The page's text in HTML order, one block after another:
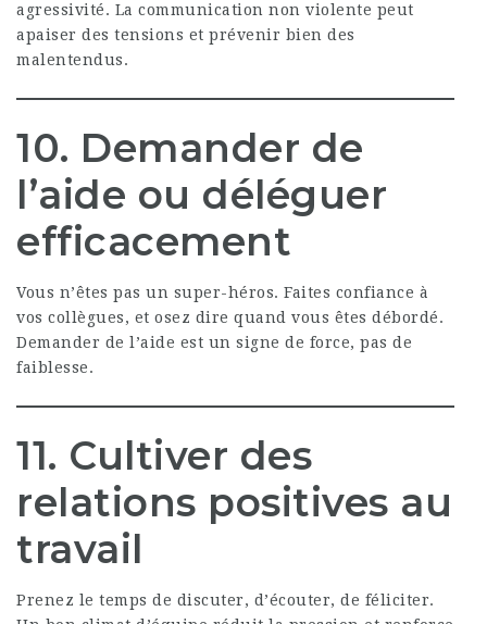
agressivité. La communication non violente peut
apaiser des tensions et prévenir bien des
malentendus.
10. Demander de
l’aide ou déléguer
efficacement
Vous n’êtes pas un super-héros. Faites confiance à
vos collègues, et osez dire quand vous êtes débordé.
Demander de l’aide est un signe de force, pas de
faiblesse.
11. Cultiver des
relations positives au
travail
Prenez le temps de discuter, d’écouter, de féliciter.